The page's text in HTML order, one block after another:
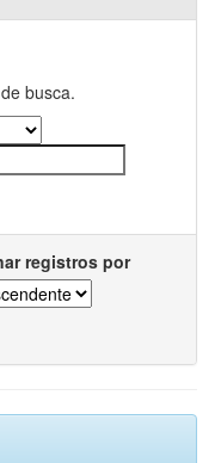
busca.
registros por